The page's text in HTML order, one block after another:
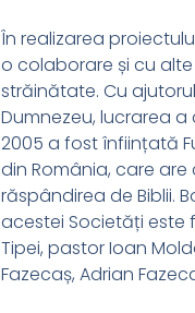
În realizarea
o colaborare și cu
străinătate. Cu
Dumnezeu, lucrarea
2005 a fost înființată
din România, care
răspândirea de Biblii.
acestei Societăți este
Tipei, pastor Ioan
Fazecaș, Adrian